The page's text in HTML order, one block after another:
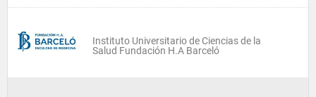
Instituto Universitario de Ciencias de la
Salud Fundación H.A Barceló